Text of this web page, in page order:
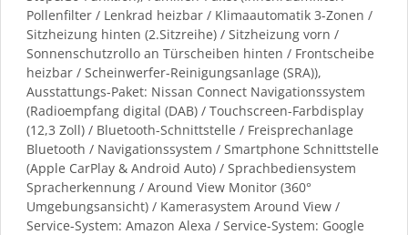
Pollenfilter / Lenkrad heizbar / Klimaautomatik 3-Zonen /
Sitzheizung hinten (2.Sitzreihe) / Sitzheizung vorn /
Sonnenschutzrollo an Türscheiben hinten / Frontscheibe
heizbar / Scheinwerfer-Reinigungsanlage (SRA)),
Ausstattungs-Paket: Nissan Connect Navigationssystem
(Radioempfang digital (DAB) / Touchscreen-Farbdisplay
(12,3 Zoll) / Bluetooth-Schnittstelle / Freisprechanlage
Bluetooth / Navigationssystem / Smartphone Schnittstelle
(Apple CarPlay & Android Auto) / Sprachbediensystem
Spracherkennung / Around View Monitor (360°
Umgebungsansicht) / Kamerasystem Around View /
Service-System: Amazon Alexa / Service-System: Google